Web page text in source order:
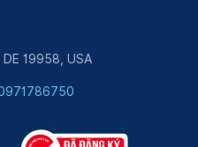
19958, USA